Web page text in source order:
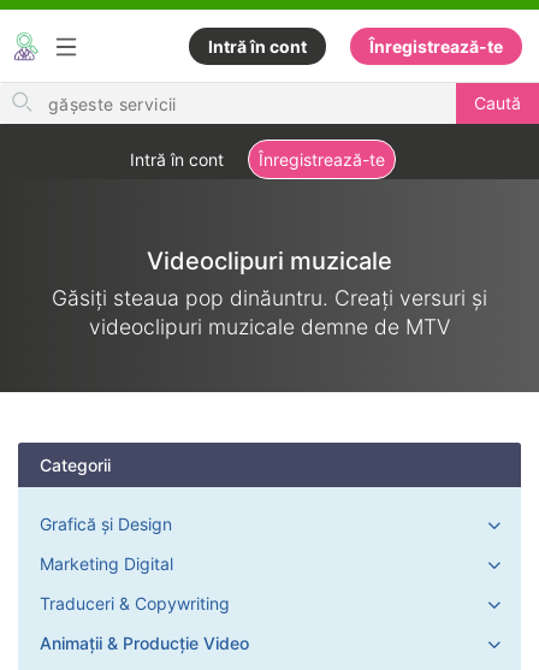
Intră în cont Înregistrează-te
Search
Caută
Intră în cont Înregistrează-te
Videoclipuri muzicale
Găsiți steaua pop dinăuntru. Creați versuri și
videoclipuri muzicale demne de MTV
Categorii
Grafică și Design
Marketing Digital
Traduceri & Copywriting
Animații & Producție Video